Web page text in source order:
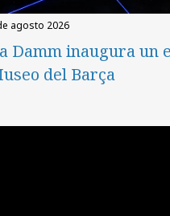
agosto 2026
Damm inaugura un
del Barça